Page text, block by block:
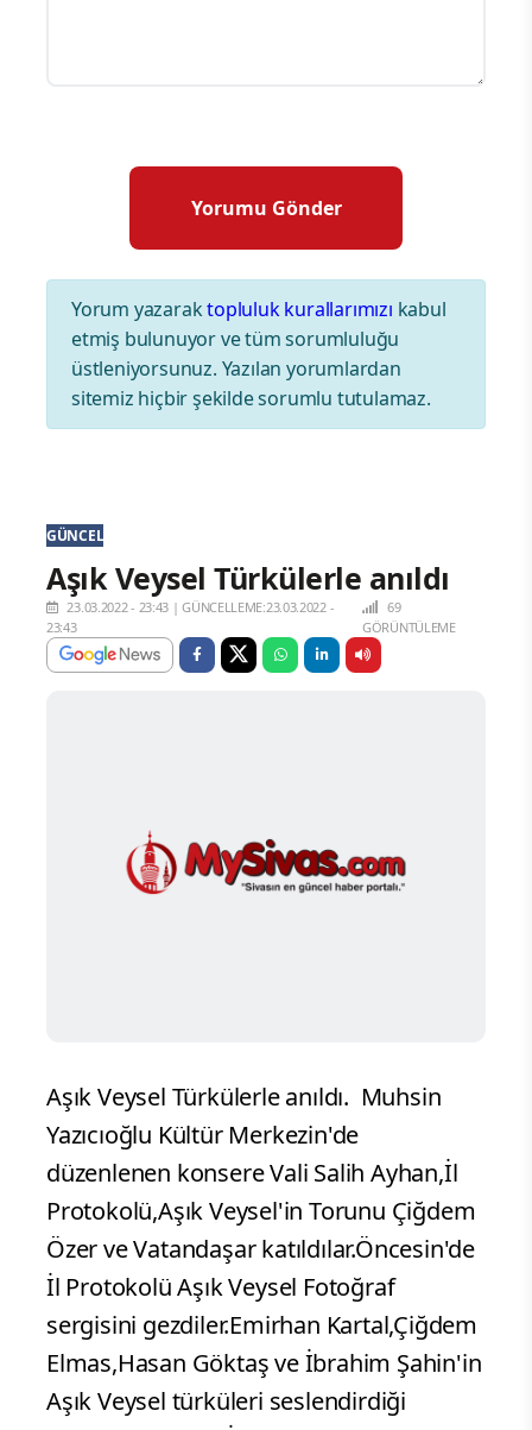
Yorum yazaraktopluluk kurallarımızı kabul
etmiş bulunuyor ve tüm sorumluluğu
üstleniyorsunuz. Yazılan yorumlardan
sitemiz hiçbir şekilde sorumlu tutulamaz.
GÜNCEL
Aşık Veysel Türkülerle anıldı
23.03.2022 - 23:43 |GÜNCELLEME:23.03.2022 -
23:43
69
GÖRÜNTÜLEME
Aşık Veysel Türkülerle anıldı. Muhsin
Yazıcıoğlu Kültür Merkezin'de
düzenlenen konsere Vali Salih Ayhan,İl
Protokolü,Aşık Veysel'in Torunu Çiğdem
Özer ve Vatandaşar katıldılar.Öncesin'de
İl Protokolü Aşık Veysel Fotoğraf
sergisini gezdiler.Emirhan Kartal,Çiğdem
Elmas,Hasan Göktaş ve İbrahim Şahin'in
Aşık Veysel türküleri seslendirdiği